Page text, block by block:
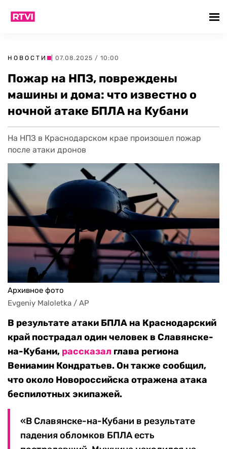
НОВОСТИ | 07.08.2025 / 10:00
Пожар на НПЗ, повреждены
машины и дома: что известно о
ночной атаке БПЛА на Кубани
На НПЗ в Краснодарском крае произошел пожар
после атаки дронов
Архивное фото
Evgeniy Maloletka / AP
В результате атаки БПЛА на Краснодарский
край пострадал один человек в Славянске-
на-Кубани, рассказал глава региона
Вениамин Кондратьев. Он также сообщил,
что около Новороссийска отражена атака
беспилотных экипажей.
«В Славянске-на-Кубани в результате
падения обломков БПЛА есть